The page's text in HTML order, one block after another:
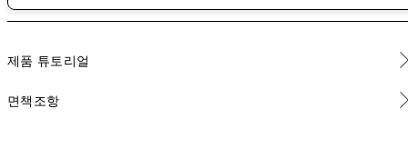
제품 튜토리얼
면책조항